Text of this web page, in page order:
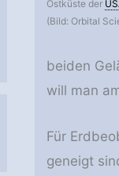
Ostküste der
(Bild: Orbital
beiden
will man
Für
geneigt